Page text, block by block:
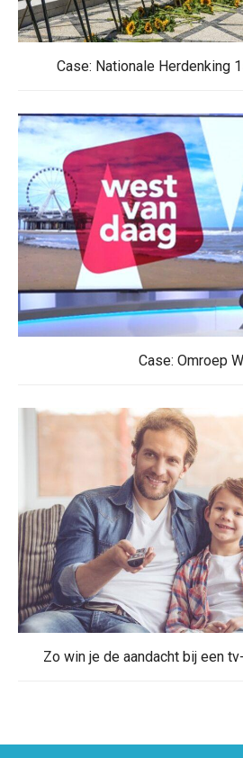
Case: Nationale Herdenking
Case: Omroep
Zo win je de aandacht bij een